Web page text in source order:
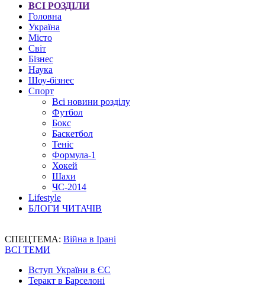
ВСІ РОЗДІЛИ
Головна
Україна
Місто
Світ
Бізнес
Наука
Шоу-бізнес
Спорт
Всі новини розділу
Футбол
Бокс
Баскетбол
Теніс
Формула-1
Хокей
Шахи
ЧС-2014
Lifestyle
БЛОГИ ЧИТАЧІВ
СПЕЦТЕМА: Війна в Ірані
ВСІ ТЕМИ
Вступ України в ЄС
Теракт в Барселоні